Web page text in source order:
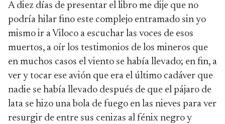
A diez días de presentar el libro me dije que no
podría hilar fino este complejo entramado sin yo
mismo ir a Viloco a escuchar las voces de esos
muertos, a oír los testimonios de los mineros que
en muchos casos el viento se había llevado; en fin, a
ver y tocar ese avión que era el último cadáver que
nadie se había llevado después de que el pájaro de
lata se hizo una bola de fuego en las nieves para ver
resurgir de entre sus cenizas al fénix negro y